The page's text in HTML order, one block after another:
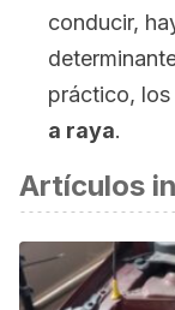
conducir,
práctico, los
a raya.
Artículos